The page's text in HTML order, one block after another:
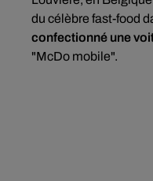
du célèbre fast-food
confectionné une
"McDo mobile".